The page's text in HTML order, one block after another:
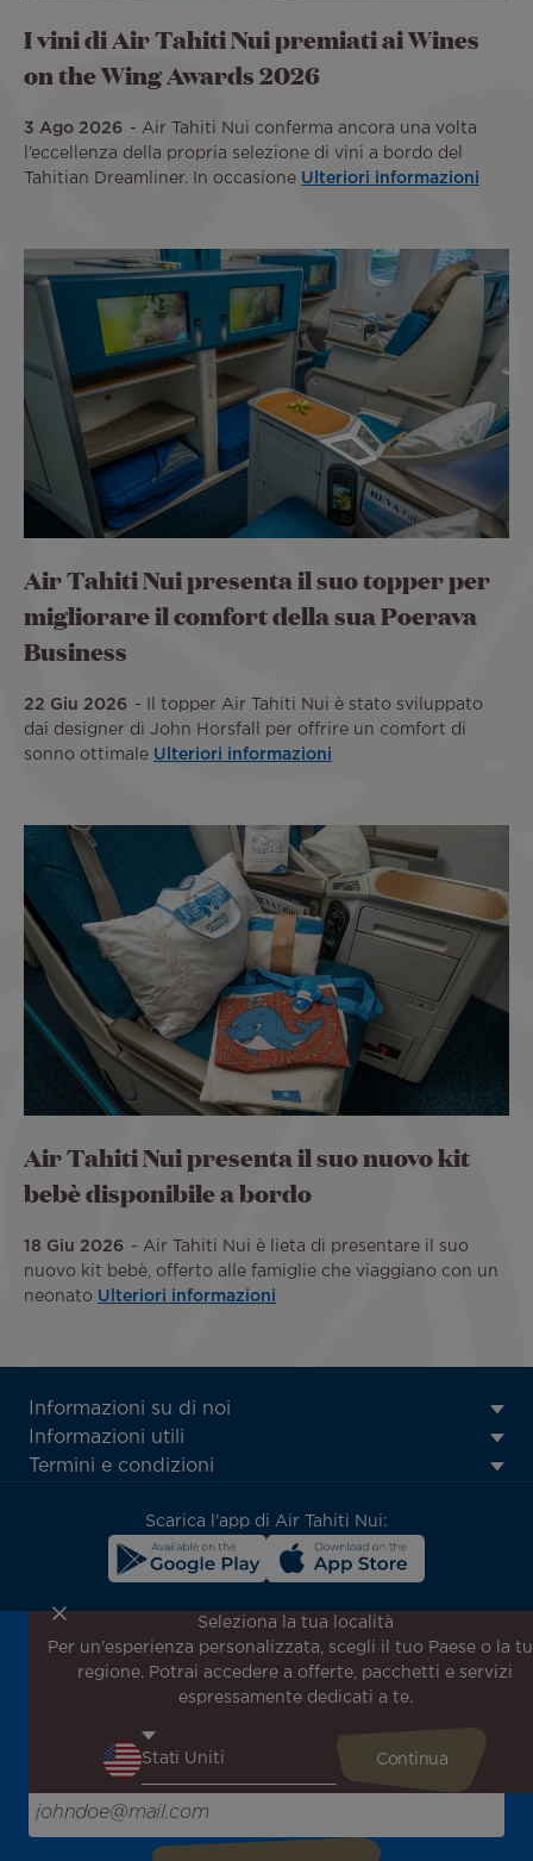
I vini di Air Tahiti Nui premiati ai Wines
on the Wing Awards 2026
3 Ago 2026
Air Tahiti Nui conferma ancora una volta
l’eccellenza della propria selezione di vini a bordo del
Tahitian Dreamliner. In occasione Ulteriori informazioni
Air Tahiti Nui presenta il suo topper per
migliorare il comfort della sua Poerava
Business
22 Giu 2026
Il topper Air Tahiti Nui è stato sviluppato
dai designer di John Horsfall per offrire un comfort di
sonno ottimale Ulteriori informazioni
Air Tahiti Nui presenta il suo nuovo kit
bebè disponibile a bordo
18 Giu 2026
Air Tahiti Nui è lieta di presentare il suo
nuovo kit bebè, offerto alle famiglie che viaggiano con un
neonato Ulteriori informazioni
ATN:
Footer
menu
Informazioni su di noi
Informazioni utili
Termini e condizioni
Scarica l'app di Air Tahiti Nui:
Iscriviti alla nostra newsletter per ricevere le ultime
notizie!
Ricevi per primo tutte le nostre offerte e promozioni
per il tuo prossimo viaggio!
Inserisci la tua email qui
Seleziona la tua località
Per un'esperienza personalizzata, scegli il tuo Paese o la
regione. Potrai accedere a offerte, pacchetti e servizi
espressamente dedicati a te.